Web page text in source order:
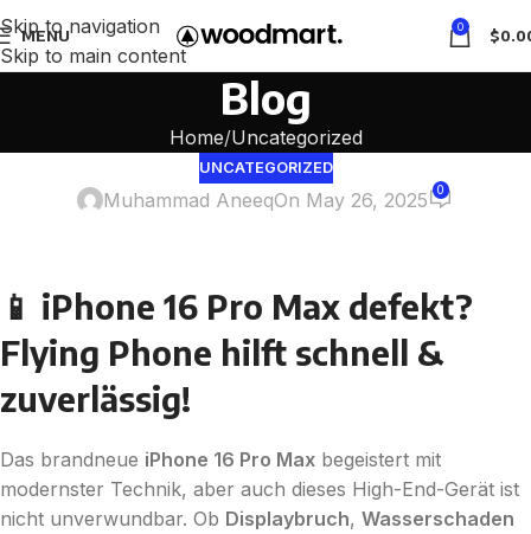
Skip to navigation
Skip to main content
MENU 0 $
Blog
Home Uncategorized
UNCATEGORIZED
Muhammad AneeqOn May 26, 2025 0
📱 iPhone 16 Pro Max defekt?
Flying Phone hilft schnell &
zuverlässig!
Das brandneue iPhone 16 Pro Max begeistert mit
modernster Technik, aber auch dieses High-End-Gerät ist
nicht unverwundbar. Ob Displaybruch, Wasserschaden